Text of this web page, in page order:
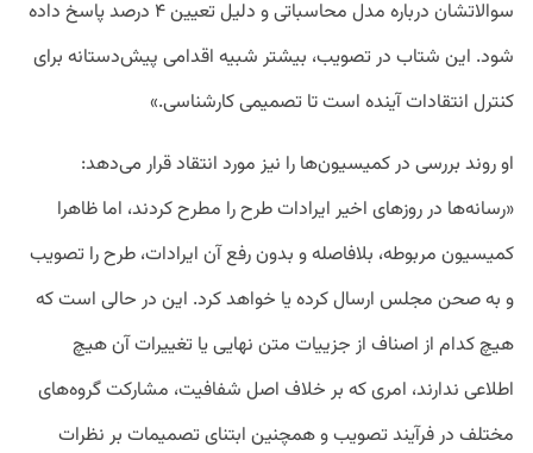
سوالاتشان درباره مدل محاسباتی و دلیل تعیین ۴ درصد پاسخ داده
شود. این شتاب در تصویب، بیشتر شبیه اقدامی پیش‌دستانه برای
کنترل انتقادات آینده است تا تصمیمی کارشناسی.»
او روند بررسی در کمیسیون‌ها را نیز مورد انتقاد قرار می‌دهد:
«رسانه‌ها در روزهای اخیر ایرادات طرح را مطرح کردند، اما ظاهرا
کمیسیون مربوطه، بلافاصله و بدون رفع آن ایرادات، طرح را تصویب
و به صحن مجلس ارسال کرده یا خواهد کرد. این در حالی است که
هیچ کدام از اصناف از جزییات متن نهایی یا تغییرات آن هیچ
اطلاعی ندارند، امری که بر خلاف اصل شفافیت، مشارکت گروه‌های
مختلف در فرآیند تصویب و همچنین ابتنای تصمیمات بر نظرات